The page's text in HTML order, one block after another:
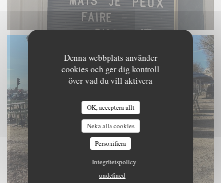
Denna webbplats använder
cookies och ger dig kontroll
över vad du vill aktivera
OK, acceptera allt
Neka alla cookies
Personifiera
Integritetspolicy
undefined